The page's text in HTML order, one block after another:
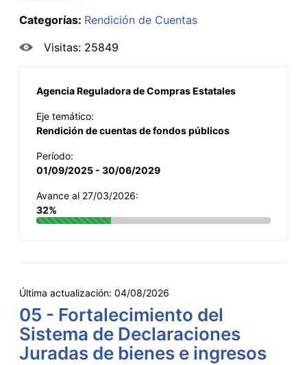
Categorías: Rendición de Cuentas
Visitas: 25849
Agencia Reguladora de Compras Estatales
Eje temático:
Rendición de cuentas de fondos públicos
Período:
01/09/2025 - 30/06/2029
Avance al 27/03/2026:
32%
Última actualización: 04/08/2026
05 - Fortalecimiento del
Sistema de Declaraciones
Juradas de bienes e ingresos